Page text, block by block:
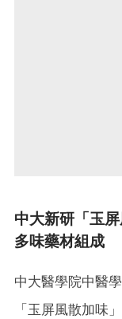
中大新研「玉
多味藥材組成
中大醫學院中醫
「玉屏風散加味